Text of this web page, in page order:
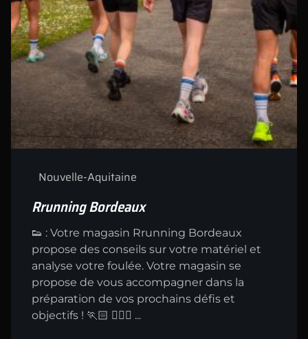
Nouvelle-Aquitaine
Rrunning Bordeaux
👟 : Votre magasin Rrunning Bordeaux
propose des conseils sur votre matériel et
analyse votre foulée. Votre magasin se
propose de vous accompagner dans la
préparation de vos prochains défis et
objectifs ! 🏃🏻 🏃🏼‍♀️ ...